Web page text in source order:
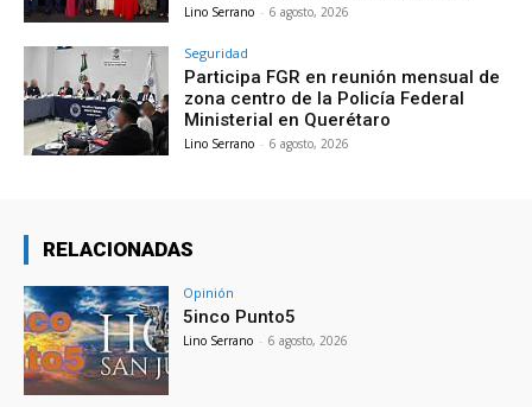
Lino Serrano - 6 agosto, 2026
Seguridad
Participa FGR en reunión mensual de
zona centro de la Policía Federal
Ministerial en Querétaro
Lino Serrano - 6 agosto, 2026
RELACIONADAS
Opinión
5inco Punto5
Lino Serrano - 6 agosto, 2026